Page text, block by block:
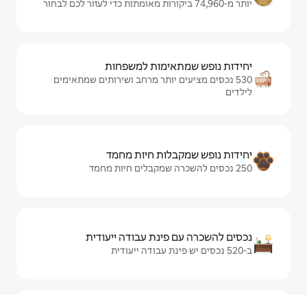
למשפחות
יותר מרחב ושירותים שמתאימים
חיות מחמד
עבודה ייעודית